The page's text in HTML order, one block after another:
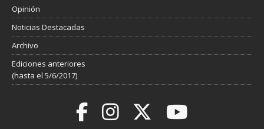
Opinión
Noticias Destacadas
Archivo
Ediciones anteriores
(hasta el 5/6/2017)